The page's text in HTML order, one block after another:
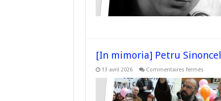
[In mimoria] Petru
13 avril 2026 Commentaires ferméssur
Petru